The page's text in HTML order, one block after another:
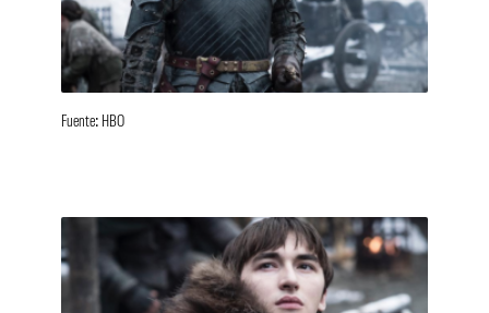
Fuente: HBO